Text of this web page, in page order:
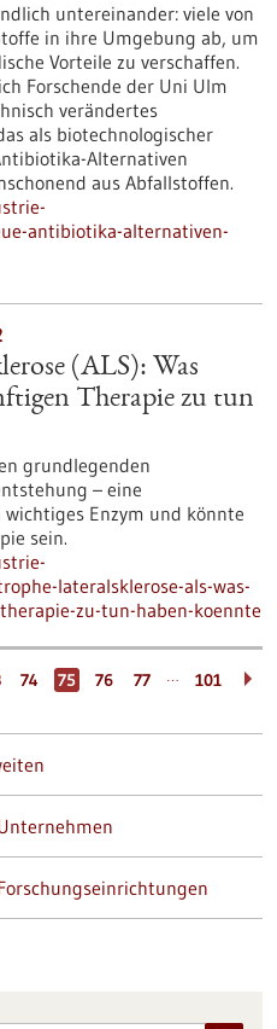
untereinander: viele von
in ihre Umgebung ab, um
Vorteile zu verschaffen.
Forschende der Uni Ulm
verändertes
als biotechnologischer
Alternativen
aus Abfallstoffen.
antibiotika-alternativen-
(ALS): Was
Therapie zu tun
grundlegenden
– eine
Enzym und könnte
sein.
lateralsklerose-als-was-
zu-tun-haben-koennte
74 75 76 77 … 101